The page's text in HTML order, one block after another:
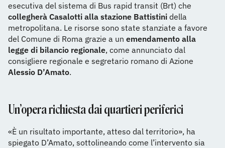
esecutiva del sistema di Bus rapid transit (Brt) che
collegherà Casalotti alla stazione Battistini della
metropolitana. Le risorse sono state stanziate a favore
del Comune di Roma grazie a un emendamento alla
legge di bilancio regionale, come annunciato dal
consigliere regionale e segretario romano di Azione
Alessio D’Amato.
Un’opera richiesta dai quartieri periferici
«È un risultato importante, atteso dal territorio», ha
spiegato D’Amato, sottolineando come l’intervento sia